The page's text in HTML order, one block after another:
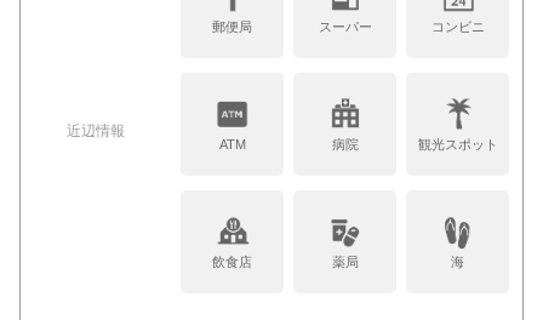
近辺情報
郵便局 スーパー コンビニ
ATM 病院 観光スポット
飲食店 薬局 海